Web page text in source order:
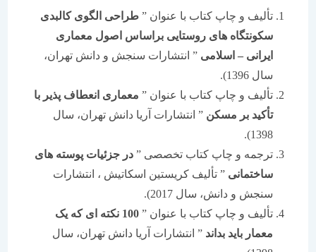
تألیف و چاپ کتاب با عنوان ”طراحی الگوی کالبدی
سکونتگاه های روستایی براساس اصول معماری
ایرانی – اسلامی” انتشارات سنجش و دانش تهران،
تألیف و چاپ کتاب با عنوان ”معماری انعطاف پذیر با
تأکید بر مسکن” انتشارات آریا دانش تهران، سال
ترجمه و چاپ کتاب تخصصی ”در جزئیات پوسته های
ساختمانی” تألیف کریستین اسکاتیش ، انتشارات
سنجش و دانش، سال 2017).
تألیف و چاپ کتاب با عنوان ”
100 نکته ای که یک
معمار باید بداند” انتشارات آریا دانش تهران، سال